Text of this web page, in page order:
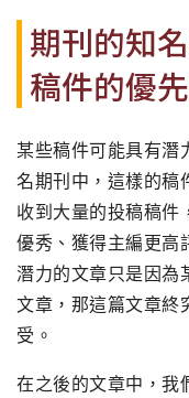
期刊的知
稿件的優
某些稿件可能具有潛
名期刊中，這樣的稿
收到大量的投稿稿件
優秀、獲得主編更高
潛力的文章只是因為
文章，那這篇文章終
受。
在之後的文章中，我